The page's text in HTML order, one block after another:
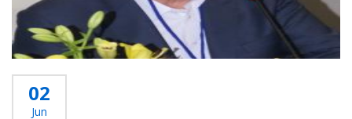
02
Jun